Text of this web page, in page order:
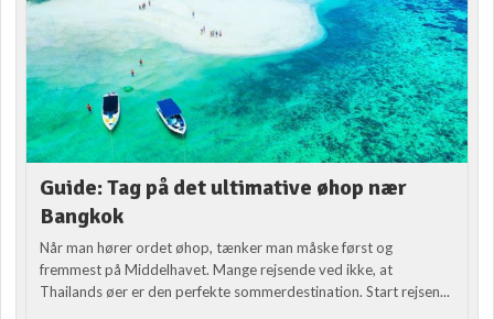
Guide: Tag på det ultimative øhop nær
Bangkok
Når man hører ordet øhop, tænker man måske først og
fremmest på Middelhavet. Mange rejsende ved ikke, at
Thailands øer er den perfekte sommerdestination. Start rejsen...